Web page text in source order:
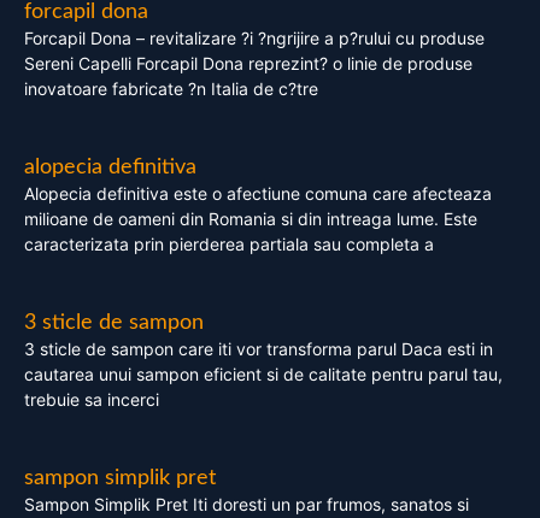
forcapil dona
Forcapil Dona – revitalizare ?i ?ngrijire a p?rului cu produse
Sereni Capelli Forcapil Dona reprezint? o linie de produse
inovatoare fabricate ?n Italia de c?tre
alopecia definitiva
Alopecia definitiva este o afectiune comuna care afecteaza
milioane de oameni din Romania si din intreaga lume. Este
caracterizata prin pierderea partiala sau completa a
3 sticle de sampon
3 sticle de sampon care iti vor transforma parul Daca esti in
cautarea unui sampon eficient si de calitate pentru parul tau,
trebuie sa incerci
sampon simplik pret
Sampon Simplik Pret Iti doresti un par frumos, sanatos si